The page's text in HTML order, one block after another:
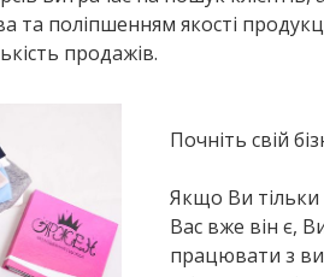
та поліпшенням якості
продажів.
Почніть свій
Якщо Ви тільки
Вас вже він є,
працювати з